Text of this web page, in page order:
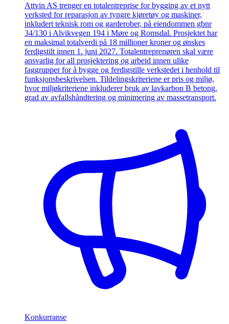
Attvin AS trenger en totalentreprise for bygging av et nytt
verksted for reparasjon av tyngre kjøretøy og maskiner,
inkludert teknisk rom og garderober, på eiendommen gbnr
34/130 i Alvikvegen 194 i Møre og Romsdal. Prosjektet har
en maksimal totalverdi på 18 millioner kroner og ønskes
ferdigstilt innen 1. juni 2027. Totalentreprenøren skal være
ansvarlig for all prosjektering og arbeid innen ulike
faggrupper for å bygge og ferdigstille verkstedet i henhold til
funksjonsbeskrivelsen. Tildelingskriteriene er pris og miljø,
hvor miljøkriteriene inkluderer bruk av lavkarbon B betong,
grad av avfallshåndtering og minimering av massetransport.
Konkurranse